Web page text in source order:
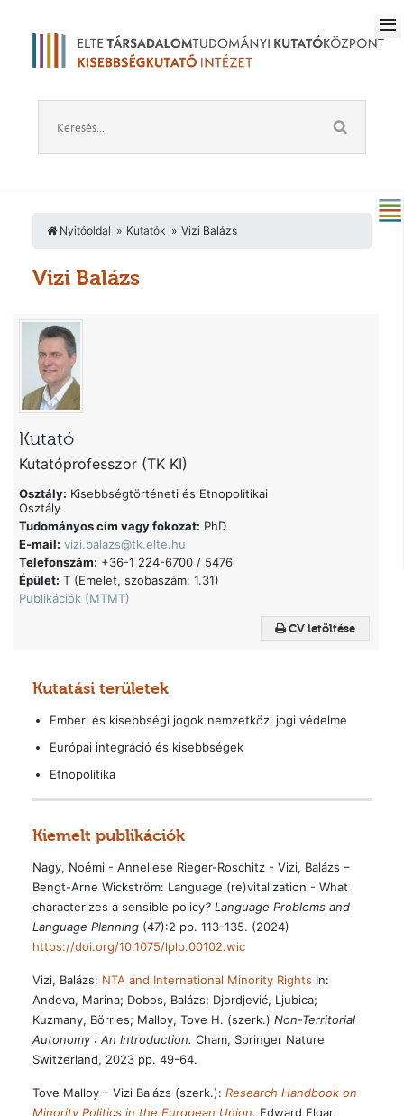
Nyitóoldal Kutatók Vizi Balázs
Vizi Balázs
CV letöltése
Kutató
Kutatóprofesszor (TK KI)
Osztály: Kisebbségtörténeti és Etnopolitikai
Osztály
Tudományos cím vagy fokozat: PhD
E-mail: vizi.balazs@tk.elte.hu
Telefonszám: +36-1 224-6700 / 5476
Épület: T (Emelet, szobaszám: 1.31)
Publikációk (MTMT)
Kutatási területek
Emberi és kisebbségi jogok nemzetközi jogi védelme
Európai integráció és kisebbségek
Etnopolitika
Kiemelt publikációk
Nagy, Noémi - Anneliese Rieger-Roschitz - Vizi, Balázs –
Bengt-Arne Wickström: Language (re)vitalization - What
characterizes a sensible policy? Language Problems and
Language Planning(47):2 pp. 113-135. (2024)
https://doi.org/10.1075/lplp.00102.wic
Vizi, Balázs: NTA and International Minority Rights In:
Andeva, Marina; Dobos, Balázs; Djordjević, Ljubica;
Kuzmany, Börries; Malloy, Tove H. (szerk.) Non-Territorial
Autonomy : An Introduction. Cham, Springer Nature
Switzerland, 2023 pp. 49-64.
Tove Malloy – Vizi Balázs (szerk.): Research Handbook on
Minority Politics in the European Union. Edward Elgar,